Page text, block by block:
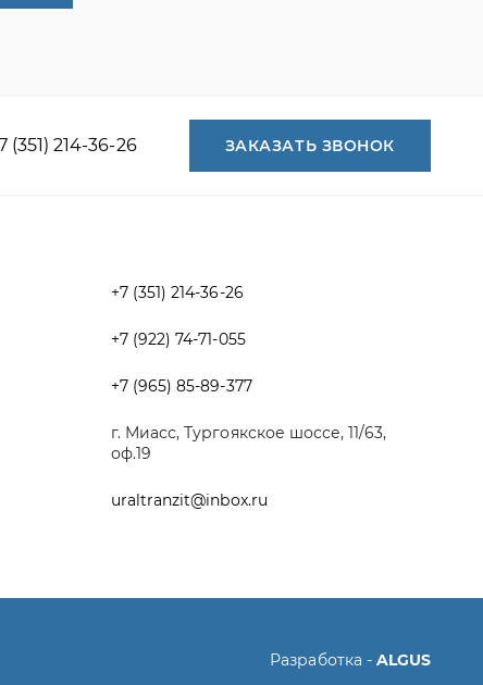
+7 (351) 214-36-26
оф.19
uraltranzit@inbox.ru